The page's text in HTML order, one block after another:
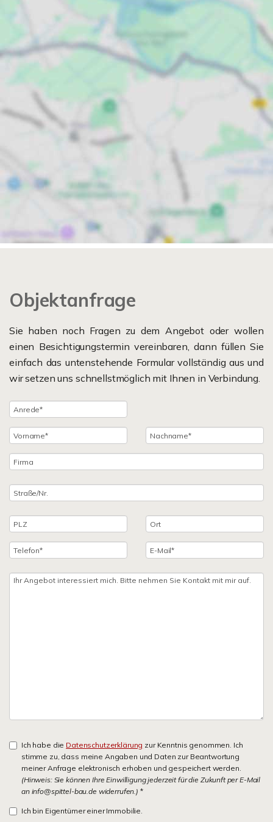
Objektanfrage
Sie haben noch Fragen zu dem Angebot oder wollen
einen Besichtigungstermin vereinbaren, dann füllen Sie
einfach das untenstehende Formular vollständig aus und
wir setzen uns schnellstmöglich mit Ihnen in Verbindung.
Ich habe die Datenschutzerklärung zur Kenntnis genommen. Ich
stimme zu, dass meine Angaben und Daten zur Beantwortung
meiner Anfrage elektronisch erhoben und gespeichert werden.
(Hinweis: Sie können Ihre Einwilligung jederzeit für die Zukunft per E-Mail
an info@spittel-bau.de widerrufen.) *
Ich bin Eigentümer einer Immobilie.